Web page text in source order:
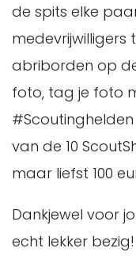
de spits elke
medevrijwilligers
abriborden op
foto, tag je foto
van de 10
maar liefst 100
Dankjewel voor
echt lekker bezig!